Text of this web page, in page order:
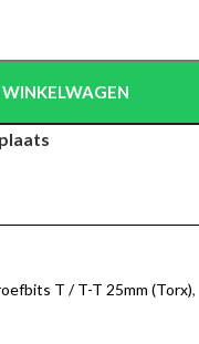
T / T-T 25mm (Torx),